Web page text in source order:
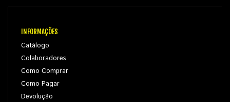
INFORMAÇÕES
Catálogo
Colaboradores
Como Comprar
Como Pagar
Devolução